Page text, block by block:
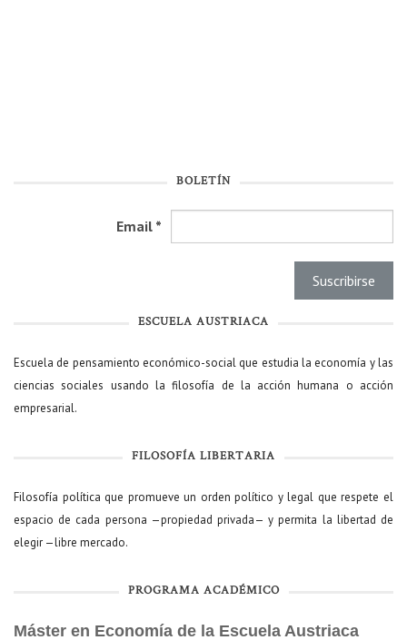
BOLETÍN
Email *
ESCUELA AUSTRIACA
Escuela de pensamiento económico-social que estudia la economía y las
ciencias sociales usando la filosofía de la acción humana o acción
empresarial.
FILOSOFÍA LIBERTARIA
Filosofía política que promueve un orden político y legal que respete el
espacio de cada persona —propiedad privada— y permita la libertad de
elegir —libre mercado.
PROGRAMA ACADÉMICO
Máster en Economía de la Escuela Austriaca